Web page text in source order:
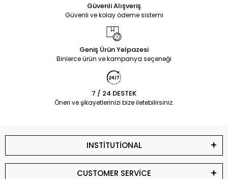
Güvenli Alışveriş
Güvenli ve kolay ödeme sistemi
Geniş Ürün Yelpazesi
Binlerce ürün ve kampanya seçeneği
7 / 24 DESTEK
Öneri ve şikayetlerinizi bize iletebilirsiniz.
INSTİTUTİONAL
CUSTOMER SERVİCE